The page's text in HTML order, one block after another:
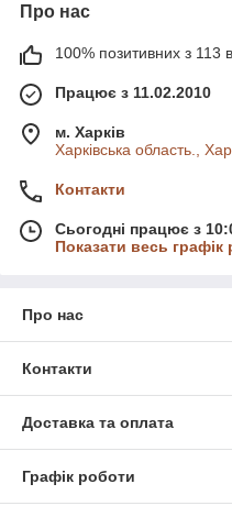
Про нас
100% позитивних з 113
Працює з 11.02.2010
м. Харків
Харківська область.,
Контакти
Сьогодні працює з
Показати весь графік
Про нас
Контакти
Доставка та оплата
Графік роботи